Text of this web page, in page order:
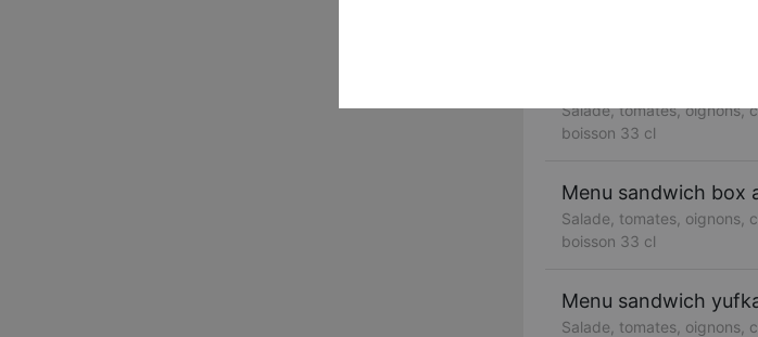
Salade, tomates, oignons,
boisson 33 cl
Menu sandwich box
Salade, tomates, oignons,
boisson 33 cl
Menu sandwich
Salade, tomates, oignons,